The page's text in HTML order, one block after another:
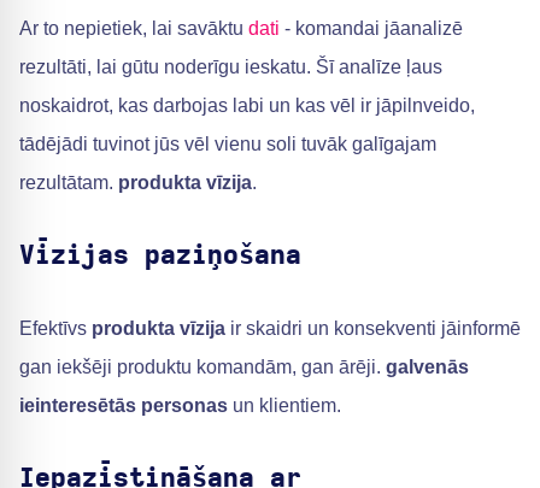
Ar to nepietiek, lai savāktu dati - komandai jāanalizē
rezultāti, lai gūtu noderīgu ieskatu. Šī analīze ļaus
noskaidrot, kas darbojas labi un kas vēl ir jāpilnveido,
tādējādi tuvinot jūs vēl vienu soli tuvāk galīgajam
rezultātam. produkta vīzija.
Vīzijas paziņošana
Efektīvs produkta vīzija ir skaidri un konsekventi jāinformē
gan iekšēji produktu komandām, gan ārēji. galvenās
ieinteresētās personas un klientiem.
Iepazīstināšana ar